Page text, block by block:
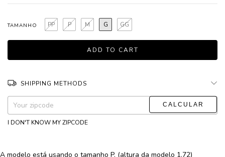
TAMANHO M
PP P GG
G
SHIPPING METHODS
Shipping for zipcode:
CHANGE ZIPCODE
I DON'T KNOW MY ZIPCODE
A modelo está usando o tamanho P. (altura da modelo 1.72)